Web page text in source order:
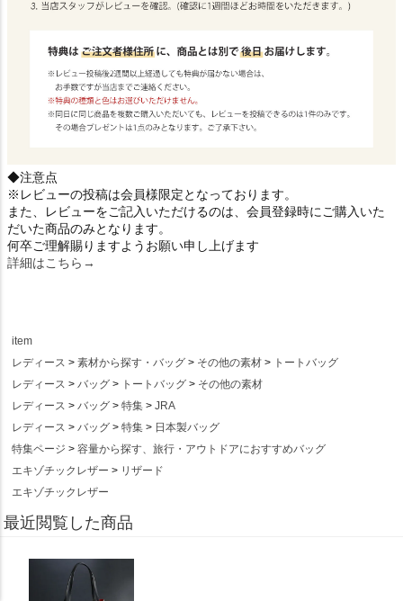
◆注意点
※レビューの投稿は会員様限定となっております。
また、レビューをご記入いただけるのは、会員登録時にご購入いた
だいた商品のみとなります。
何卒ご理解賜りますようお願い申し上げます
詳細はこちら→
item
レディース
素材から探す・バッグ その他の素材
トートバッグ
レディース
バッグ トートバッグ
その他の素材
レディース
バッグ 特集
JRA
レディース
バッグ 特集
日本製バッグ
特集ページ
容量から探す、旅行・アウトドアにおすすめバッグ
エキゾチックレザー
リザード
エキゾチックレザー
最近閲覧した商品